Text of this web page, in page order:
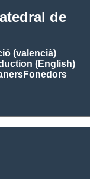
de
(valencià)
(English)
Fonedors